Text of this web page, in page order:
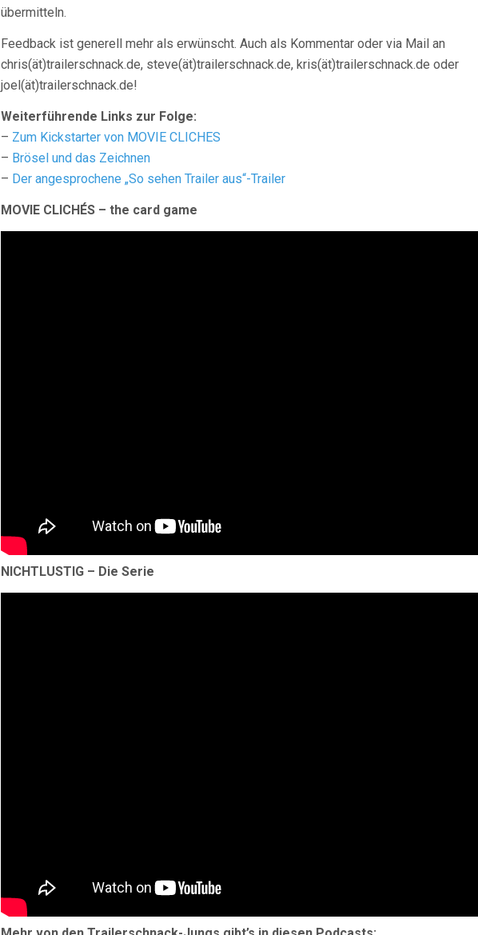
übermitteln.
Feedback ist generell mehr als erwünscht. Auch als Kommentar oder via Mail an
chris(ät)trailerschnack.de, steve(ät)trailerschnack.de, kris(ät)trailerschnack.de oder
joel(ät)trailerschnack.de!
Weiterführende Links zur Folge:
– Zum Kickstarter von MOVIE CLICHES
– Brösel und das Zeichnen
– Der angesprochene „So sehen Trailer aus“-Trailer
MOVIE CLICHÉS – the card game
NICHTLUSTIG – Die Serie